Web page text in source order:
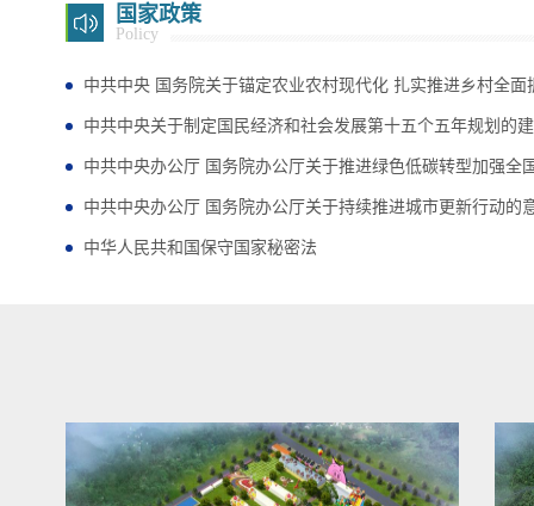
国家政策
Policy
中共中央 国务院关于锚定农业农村现代化 扎实推进乡村全面
中共中央关于制定国民经济和社会发展第十五个五年规划的
中共中央办公厅 国务院办公厅关于推进绿色低碳转型加强全
中共中央办公厅 国务院办公厅关于持续推进城市更新行动的
中华人民共和国保守国家秘密法